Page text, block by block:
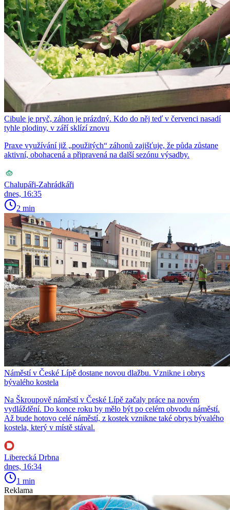
Cibule je pryč, záhon je prázdný. Kdo do něj teď v červenci nasadí
tyhle plodiny, v září sklízí znovu
Praxe využívání již „použitých“ záhonů zajišťuje, že půda zůstane
aktivní, obohacená a připravená na další sezónu výsadby.
Chalupáři-Zahrádkáři
dnes, 16:35
2 min
Náměstí v České Lípě dostane novou dlažbu. Vznikne i obrys
bývalého kostela
Na Škroupově náměstí v České Lípě začaly práce na novém
vydláždění. Do konce roku by mělo být po celém obvodu náměstí.
Až bude hotovo celé náměstí, z kostek vznikne také obrys bývalého
kostela, který v místě stával.
Liberecká Drbna
dnes, 16:34
1 min
Reklama